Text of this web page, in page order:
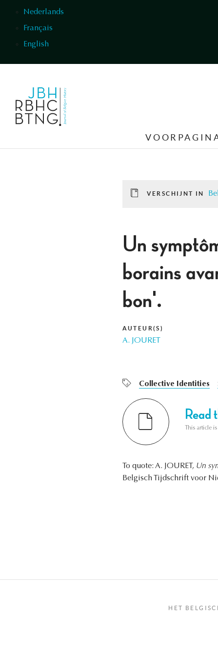
Nederlands
Français
English
VERSCHIJNT IN
Un
borains
bon'.
AUTEUR(S)
A. JOURET
Collective Identities
Read
This article
To quote: A. JOURET, Un
Belgisch Tijdschrift voor
HET